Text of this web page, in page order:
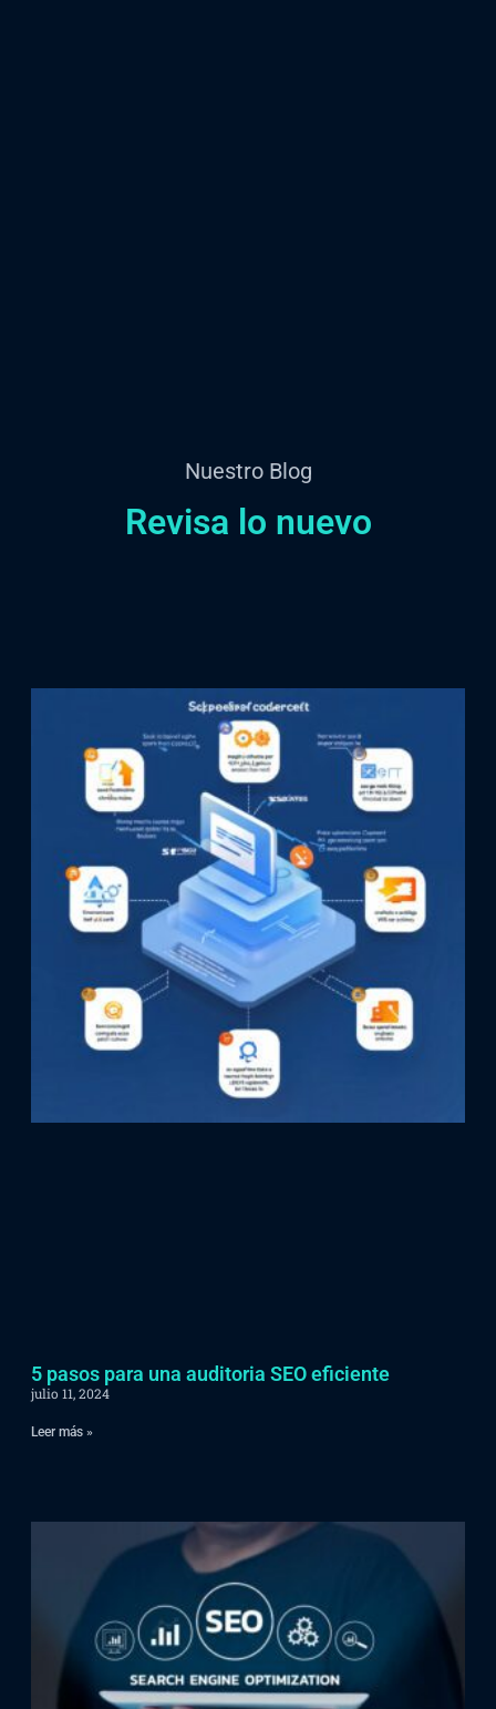
Nuestro Blog
Revisa lo nuevo
5 pasos para una auditoria SEO eficiente
julio 11, 2024
Leer más »